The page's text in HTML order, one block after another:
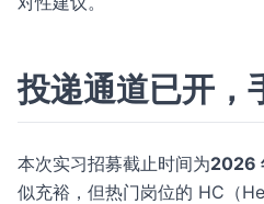
投递通道已开，
本次实习招募截止时间为2026
似充裕，但热门岗位的 HC（